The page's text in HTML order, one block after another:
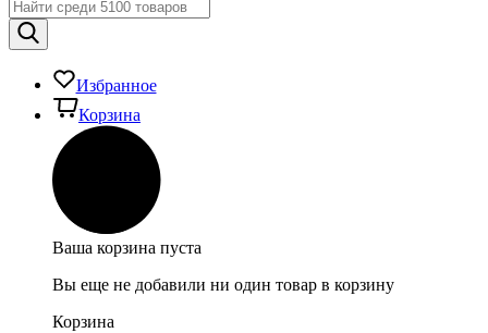
Избранное
Корзина
Ваша корзина пуста
Вы еще не добавили ни один товар в корзину
Корзина